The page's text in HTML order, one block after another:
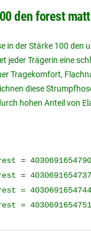
den forest matt
in der Stärke 100 den
jeder Trägerin eine
Tragekomfort,
diese
hohen Anteil von
= 4030691654790
= 4030691654737
= 4030691654744
= 4030691654751